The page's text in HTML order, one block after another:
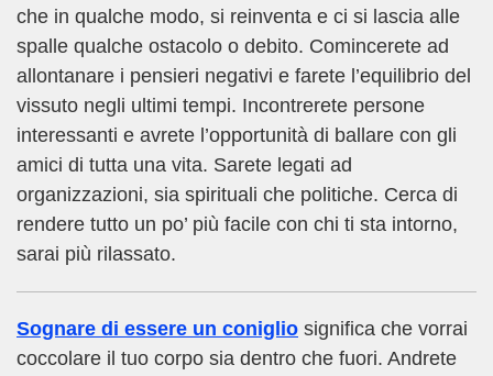
che in qualche modo, si reinventa e ci si lascia alle
spalle qualche ostacolo o debito. Comincerete ad
allontanare i pensieri negativi e farete l’equilibrio del
vissuto negli ultimi tempi. Incontrerete persone
interessanti e avrete l’opportunità di ballare con gli
amici di tutta una vita. Sarete legati ad
organizzazioni, sia spirituali che politiche. Cerca di
rendere tutto un po’ più facile con chi ti sta intorno,
sarai più rilassato.
Sognare di essere un coniglio significa che vorrai
coccolare il tuo corpo sia dentro che fuori. Andrete